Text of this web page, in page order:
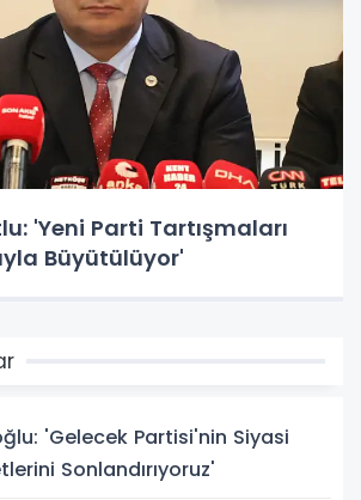
'Yeni Parti Tartışmaları
Büyütülüyor'
'Gelecek Partisi'nin Siyasi
Sonlandırıyoruz'